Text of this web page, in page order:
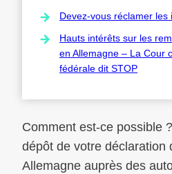
Devez-vous réclamer les
Hauts intérêts sur les
en Allemagne – La Cour
fédérale dit STOP
Comment est-ce possible
dépôt de votre déclaration
Allemagne auprès des